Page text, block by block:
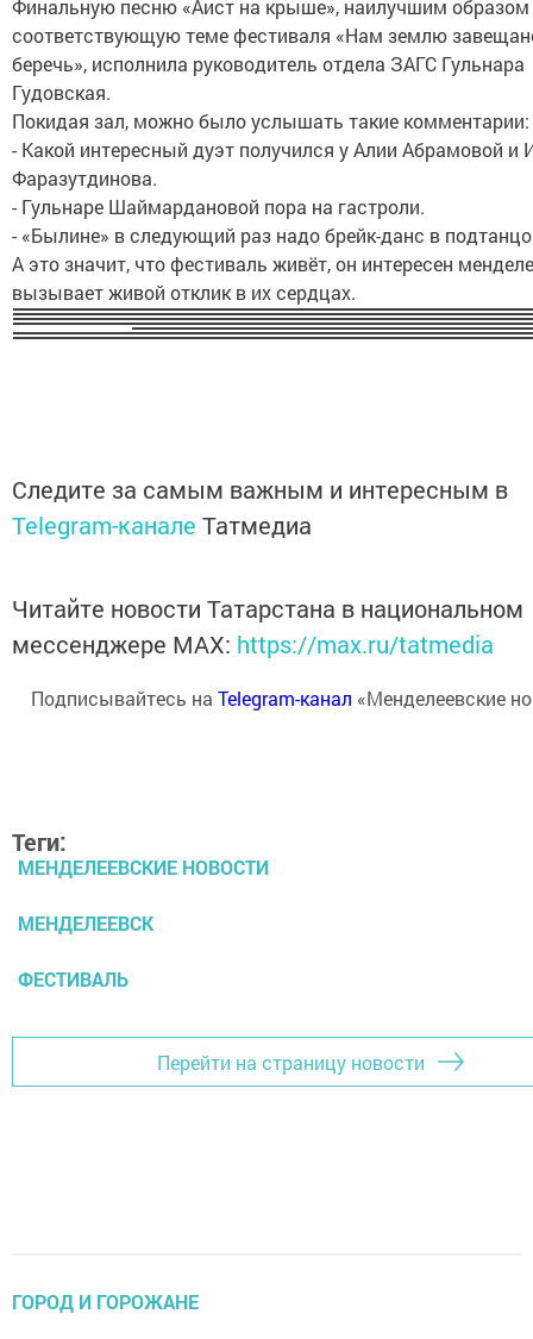
Финальную песню «Аист на крыше», наилучшим образом
соответствующую теме фестиваля «Нам землю
беречь», исполнила руководитель отдела ЗАГС Гульнара
Гудовская.
Покидая зал, можно было услышать такие комментарии:
- Какой интересный дуэт получился у Алии Абрамовой и
Фаразутдинова.
- Гульнаре Шаймардановой пора на гастроли.
- «Былине» в следующий раз надо брейк-данс в
А это значит, что фестиваль живёт, он интересен
вызывает живой отклик в их сердцах.
Следите за самым важным и интересным в
Telegram-канале Татмедиа
Читайте новости Татарстана в национальном
мессенджере MАХ: https://max.ru/tatmedia
Подписывайтесь на Telegram-канал «Менделеевские
Теги:
МЕНДЕЛЕЕВСКИЕ НОВОСТИ
МЕНДЕЛЕЕВСК
ФЕСТИВАЛЬ
Перейти на страницу новости
ГОРОД И ГОРОЖАНЕ